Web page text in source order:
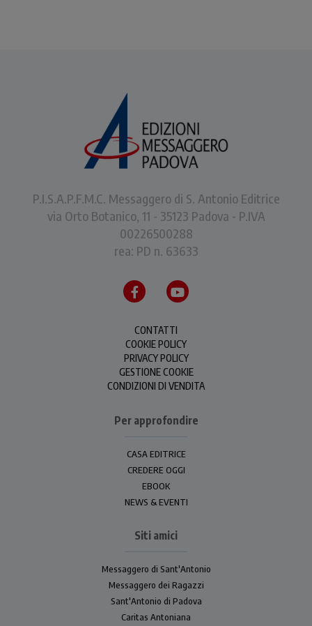
P.I.S.A.P.F.M.C. Messaggero di S. Antonio Editrice
via Orto Botanico, 11 - 35123 Padova - P.IVA
00226500288
rea: PD n. 63633
CONTATTI
COOKIE POLICY
PRIVACY POLICY
GESTIONE COOKIE
CONDIZIONI DI VENDITA
Per approfondire
CASA EDITRICE
CREDERE OGGI
EBOOK
NEWS & EVENTI
Siti amici
Messaggero di Sant'Antonio
Messaggero dei Ragazzi
Sant'Antonio di Padova
Caritas Antoniana